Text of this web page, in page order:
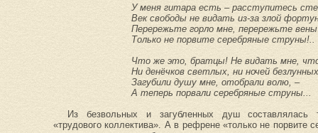
У меня гитара есть – расступитесь
Век свободы не видать из-за злой
Перережьте горло мне, перережьте
Только не порвите серебряные струны!..
Что же это, братцы! Не видать мне,
Ни денёчков светлых, ни ночей
Загубили душу мне, отобрали волю, –
А теперь порвали серебряные струны...
Из безвольных и загубленных душ составлялась
«трудового коллектива». А в рефрене «только не порвите